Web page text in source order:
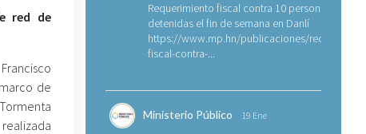
red de
de
Requerimiento fiscal contra 10 personas
detenidas el fin de semana en Danlí
https://www.mp.hn/publicaciones/
fiscal-contra-...
Ministerio Público 19 Ene